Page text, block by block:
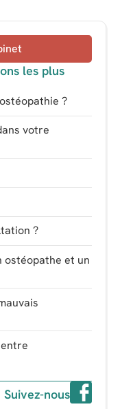
les plus
?
votre
?
ostéopathe et un
Suivez-nous